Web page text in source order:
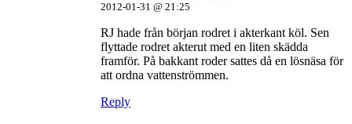
2012-01-31 @ 21:25
RJ hade från början rodret i akterkant köl. Sen
flyttade rodret akterut med en liten skädda
framför. På bakkant roder sattes då en lösnäsa för
att ordna vattenströmmen.
Reply